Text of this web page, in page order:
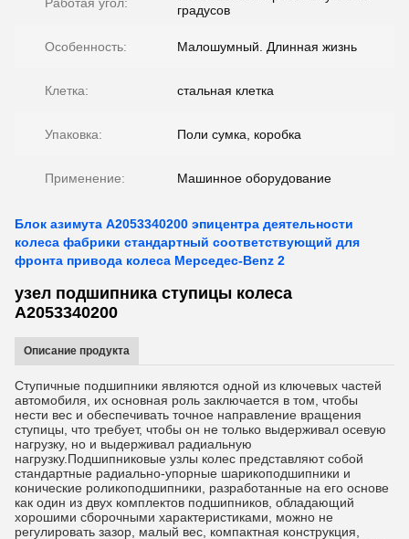
градусов
Особенность: Малошумный. Длинная жизнь
Клетка: стальная клетка
Упаковка: Поли сумка, коробка
Применение: Машинное оборудование
Блок азимута A2053340200 эпицентра деятельности
колеса фабрики стандартный соответствующий для
фронта привода колеса Мерседес-Benz 2
узел подшипника ступицы колеса
A2053340200
Описание продукта
Ступичные подшипники являются одной из ключевых частей
автомобиля, их основная роль заключается в том, чтобы
нести вес и обеспечивать точное направление вращения
ступицы, что требует, чтобы он не только выдерживал осевую
нагрузку, но и выдерживал радиальную
нагрузку.Подшипниковые узлы колес представляют собой
стандартные радиально-упорные шарикоподшипники и
конические роликоподшипники, разработанные на его основе
как один из двух комплектов подшипников, обладающий
хорошими сборочными характеристиками, можно не
регулировать зазор, малый вес, компактная конструкция,